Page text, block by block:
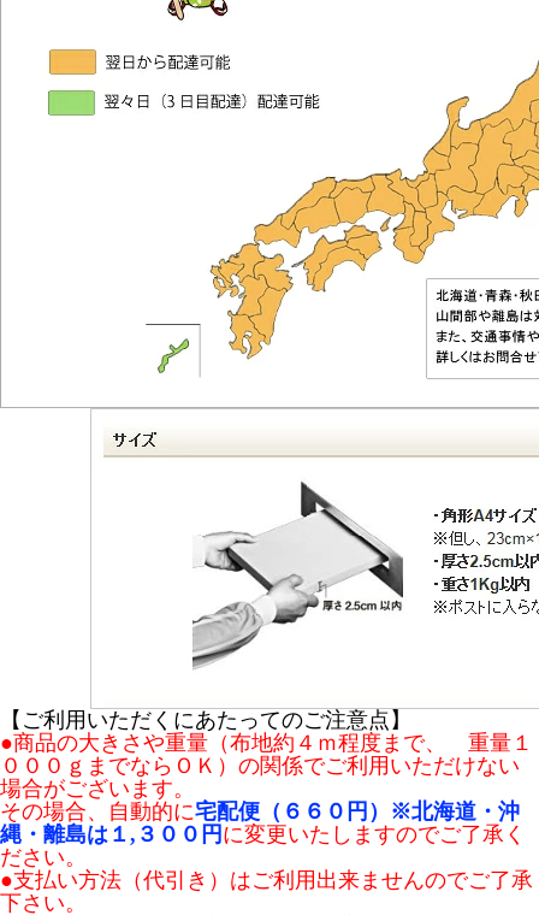
【ご利用いただくにあたってのご注意点】
●商品の大きさや重量（布地約４ｍ程度まで、 重量１
０００ｇまでならＯＫ）の関係でご利用いただけない
場合がございます。
その場合、自動的に宅配便（６６０円）※北海道・沖
縄・離島は１,３００円 に変更いたしますのでご了承く
ださい。
●支払い方法（代引き）はご利用出来ませんのでご了承
下さい。